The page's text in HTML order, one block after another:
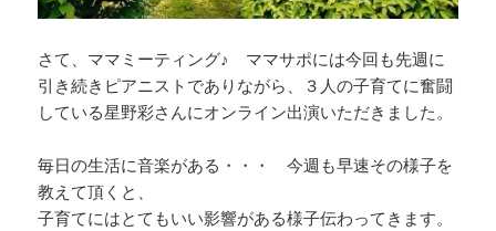
さて、ママミーティング♪ ママサポには今回も先週に
引き続きピアニストでありながら、３人の子育てに奮闘
している星野彩さんにオンライン出演いただきました。
毎日の生活に音楽がある・・・ 今週も早速その様子を
教えて頂くと、
子育てにはとてもいい影響がある様子伝わってきます。